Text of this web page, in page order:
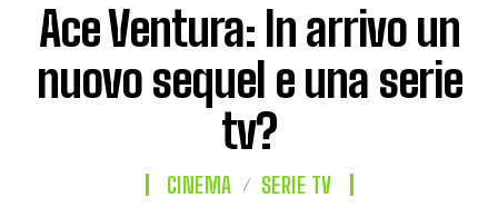
Ace Ventura: In arrivo un
nuovo sequel e una serie
tv?
CINEMA SERIE TV